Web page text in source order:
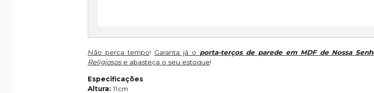
Não perca tempo! Garanta já o porta-terços de parede em MDF de Nossa
Religiosose abasteça o seu estoque!
Especificações
Altura:11cm